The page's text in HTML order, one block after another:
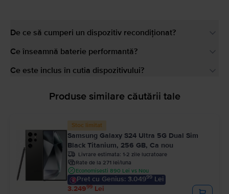
De ce să cumperi un dispozitiv recondiționat?
Ce înseamnă baterie performantă?
Ce este inclus în cutia dispozitivului?
Produse similare căutării tale
Stoc limitat
Samsung Galaxy S24 Ultra 5G Dual Sim
Black Titanium, 256 GB, Ca nou
Livrare estimata: 1-2 zile lucratoare
Rate de la 271 lei/luna
Economisesti 890 Lei vs Nou
Pret cu Genius: 3.04999 Lei
3.24999 Lei